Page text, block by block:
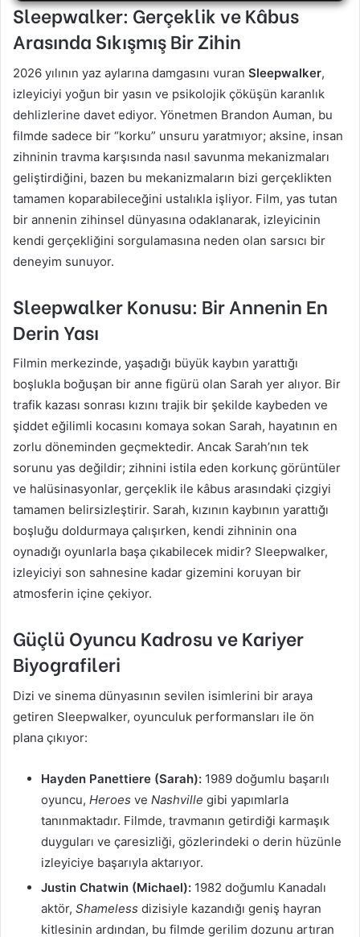
Sleepwalker: Gerçeklik ve Kâbus
Arasında Sıkışmış Bir Zihin
2026 yılının yaz aylarına damgasını vuran Sleepwalker,
izleyiciyi yoğun bir yasın ve psikolojik çöküşün karanlık
dehlizlerine davet ediyor. Yönetmen Brandon Auman, bu
filmde sadece bir “korku” unsuru yaratmıyor; aksine, insan
zihninin travma karşısında nasıl savunma mekanizmaları
geliştirdiğini, bazen bu mekanizmaların bizi gerçeklikten
tamamen koparabileceğini ustalıkla işliyor. Film, yas tutan
bir annenin zihinsel dünyasına odaklanarak, izleyicinin
kendi gerçekliğini sorgulamasına neden olan sarsıcı bir
deneyim sunuyor.
Sleepwalker Konusu: Bir Annenin En
Derin Yası
Filmin merkezinde, yaşadığı büyük kaybın yarattığı
boşlukla boğuşan bir anne figürü olan Sarah yer alıyor. Bir
trafik kazası sonrası kızını trajik bir şekilde kaybeden ve
şiddet eğilimli kocasını komaya sokan Sarah, hayatının en
zorlu döneminden geçmektedir. Ancak Sarah’nın tek
sorunu yas değildir; zihnini istila eden korkunç görüntüler
ve halüsinasyonlar, gerçeklik ile kâbus arasındaki çizgiyi
tamamen belirsizleştirir. Sarah, kızının kaybının yarattığı
boşluğu doldurmaya çalışırken, kendi zihninin ona
oynadığı oyunlarla başa çıkabilecek midir? Sleepwalker,
izleyiciyi son sahnesine kadar gizemini koruyan bir
atmosferin içine çekiyor.
Güçlü Oyuncu Kadrosu ve Kariyer
Biyografileri
Dizi ve sinema dünyasının sevilen isimlerini bir araya
getiren Sleepwalker, oyunculuk performansları ile ön
plana çıkıyor:
Hayden Panettiere (Sarah): 1989 doğumlu başarılı
oyuncu, Heroes ve Nashville gibi yapımlarla
tanınmaktadır. Filmde, travmanın getirdiği karmaşık
duyguları ve çaresizliği, gözlerindeki o derin hüzünle
izleyiciye başarıyla aktarıyor.
Justin Chatwin (Michael): 1982 doğumlu Kanadalı
aktör, Shameless dizisiyle kazandığı geniş hayran
kitlesinin ardından, bu filmde gerilim dozunu artıran